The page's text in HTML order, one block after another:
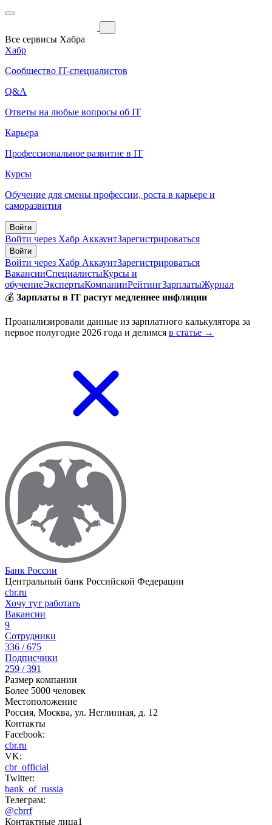
Все сервисы Хабра
Хабр
Сообщество IT-специалистов
Q&A
Ответы на любые вопросы об IT
Карьера
Профессиональное развитие в IT
Курсы
Обучение для смены профессии, роста в карьере и
саморазвития
Войти
Войти через Хабр АккаунтЗарегистрироваться
Войти
Войти через Хабр АккаунтЗарегистрироваться
ВакансииСпециалистыКурсы и
обучениеЭкспертыКомпанииРейтингЗарплатыЖурнал
💰 Зарплаты в IT растут медленнее инфляции
Проанализировали данные из зарплатного калькулятора за
первое полугодие 2026 года и делимся в статье →
Банк России
Центральный банк Российской Федерации
cbr.ru
Хочу тут работать
Вакансии
9
Сотрудники
336 / 675
Подписчики
259 / 391
Размер компании
Более 5000 человек
Местоположение
Россия, Москва, ул. Неглинная, д. 12
Контакты
Facebook:
cbr.ru
VK:
cbr_official
Twitter:
bank_of_russia
Телеграм:
@cbrrf
Контактные лица1